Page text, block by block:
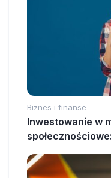
Biznes i finanse
Inwestowanie w